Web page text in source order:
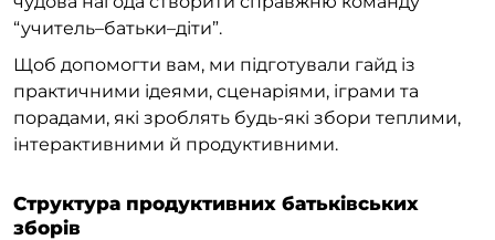
“учитель–батьки–діти”.
Щоб допомогти вам, ми підготували гайд із
практичними ідеями, сценаріями, іграми та
порадами, які зроблять будь-які збори теплими,
інтерактивними й продуктивними.
Структура продуктивних батьківських
зборів